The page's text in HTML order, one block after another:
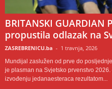
BRITANSKI GUARDIAN
propustila odlazak na
ZASREBRENICU.ba - 1 travnja, 2026
Mundijal zaslužen od prve do
je plasman na Svjetsko prvenstvo
izvođenju jedanaesteraca rezultatom...